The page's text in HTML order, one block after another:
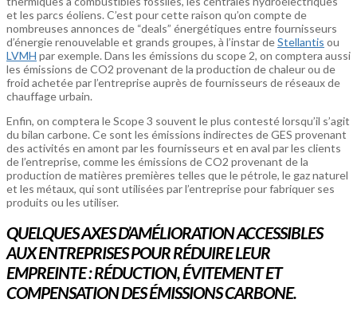
et les parcs éoliens. C’est pour cette raison qu’on compte de
nombreuses annonces de “deals” énergétiques entre fournisseurs
d’énergie renouvelable et grands groupes, à l’instar deStellantis ou
LVMH par exemple. Dans les émissions du scope 2, on comptera aussi
les émissions de CO2 provenant de la production de chaleur ou de
froid achetée par l’entreprise auprès de fournisseurs de réseaux de
chauffage urbain.
Enfin, on comptera le Scope 3 souvent le plus contesté lorsqu’il s’agit
du bilan carbone. Ce sont les émissions indirectes de GES provenant
des activités en amont par les fournisseurs et en aval par les clients
de l’entreprise, comme les émissions de CO2 provenant de la
production de matières premières telles que le pétrole, le gaz naturel
et les métaux, qui sont utilisées par l’entreprise pour fabriquer ses
produits ou les utiliser.
QUELQUES AXES D’AMÉLIORATION ACCESSIBLES
AUX ENTREPRISES POUR RÉDUIRE LEUR
EMPREINTE : RÉDUCTION, ÉVITEMENT ET
COMPENSATION DES ÉMISSIONS CARBONE.